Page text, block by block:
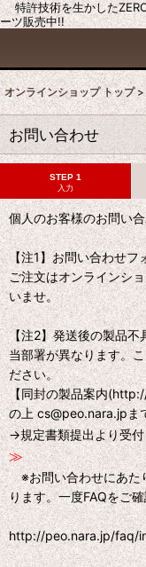
特許技術を生かした
ーツ販売中!!
オンラインショップ トップ >
お問い合わせ
STEP 1
入力
個人のお客様のお問い
【注1】お問い合わせフ
ご注文はオンラインシ
いませ。
【注2】発送後の製品
当部署が異なります。
ださい。
【同封の製品案内
の上 cs@peo.nara.jpま
→規定書類提出より受
≫
※お問い合わせにあた
ります。一度FAQをご
http://peo.nara.jp/faq/